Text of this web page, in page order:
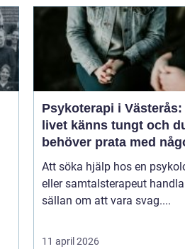
Psykoterapi i Västerås:
livet känns tungt och
behöver prata med
Att söka hjälp hos en
eller samtalsterapeut
sällan om att vara svag....
11 april 2026